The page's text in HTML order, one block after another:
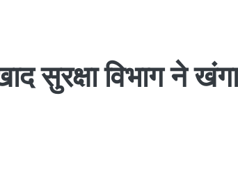
सुरक्षा विभाग ने